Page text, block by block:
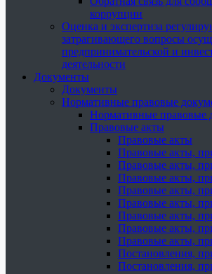
коррупции
Оценка и экспертиза
затрагивающего вопросы
предпринимательской и
деятельности
Документы
Документы
Нормативные правовые
Нормативные правовые
Правовые акты
Правовые акты
Правовые акты,
Правовые акты,
Правовые акты,
Правовые акты,
Правовые акты,
Правовые акты,
Правовые акты,
Правовые акты,
Постановления,
Постановления,